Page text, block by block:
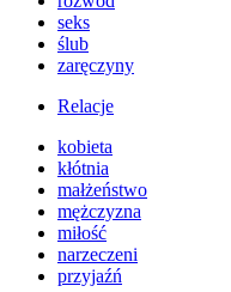
seks
ślub
zaręczyny
Relacje
kobieta
kłótnia
małżeństwo
mężczyzna
miłość
narzeczeni
przyjaźń